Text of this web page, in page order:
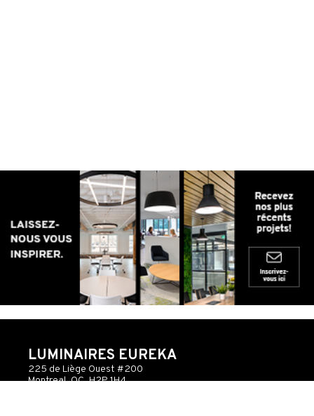
LUMINAIRES EUREKA
225 de Liège Ouest #200
Montreal, QC, H2P 1H4